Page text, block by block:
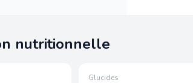
nutritionnelle
Glucides